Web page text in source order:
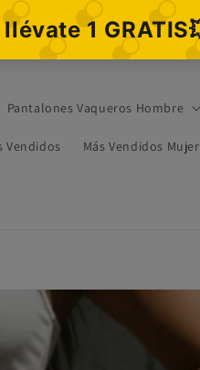
Pantalones Vaqueros Hombre
Vendidos Más Vendidos Mujer